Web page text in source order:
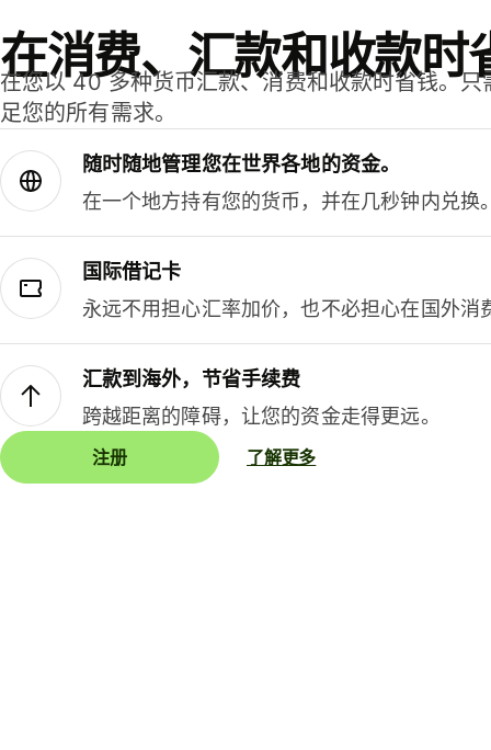
在消费、汇款和收款时
在您以 40 多种货币汇款、消费和收款时省钱。
足您的所有需求。
随时随地管理您在世界各地的资金。
在一个地方持有您的货币，并在几秒钟内兑换
国际借记卡
永远不用担心汇率加价，也不必担心在国外消
汇款到海外，节省手续费
跨越距离的障碍，让您的资金走得更远。
注册 了解更多